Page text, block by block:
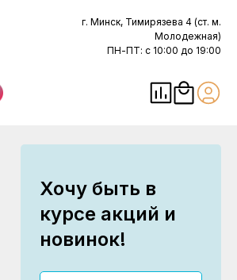
г. Минск, Тимирязева 4 (ст. м.
Молодежная)
ПН-ПТ: с 10:00 до 19:00
Хочу быть в
курсе акций и
новинок!